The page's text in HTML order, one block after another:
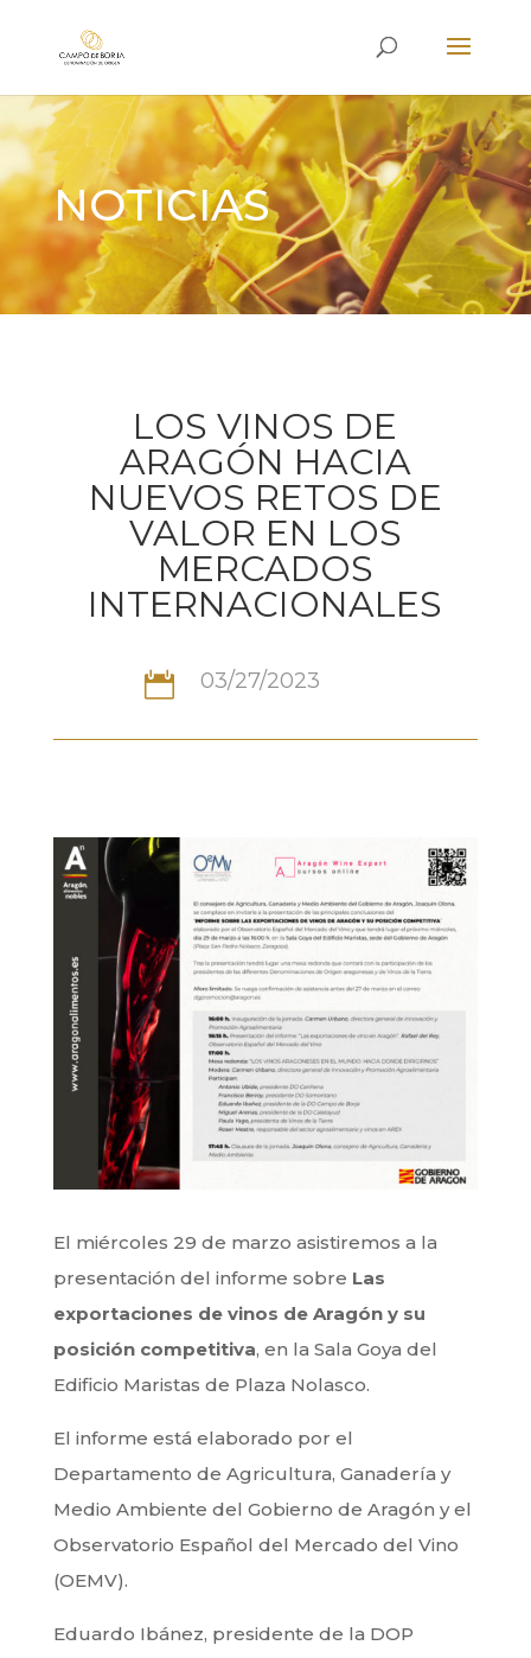
NOTICIAS
LOS VINOS DE
ARAGÓN HACIA
NUEVOS RETOS DE
VALOR EN LOS
MERCADOS
INTERNACIONALES
 03/27/2023
El miércoles 29 de marzo asistiremos a la
presentación del informe sobre Las
exportaciones de vinos de Aragón y su
posición competitiva, en la Sala Goya del
Edificio Maristas de Plaza Nolasco.
El informe está elaborado por el
Departamento de Agricultura, Ganadería y
Medio Ambiente del Gobierno de Aragón y el
Observatorio Español del Mercado del Vino
(OEMV).
Eduardo Ibánez, presidente de la DOP